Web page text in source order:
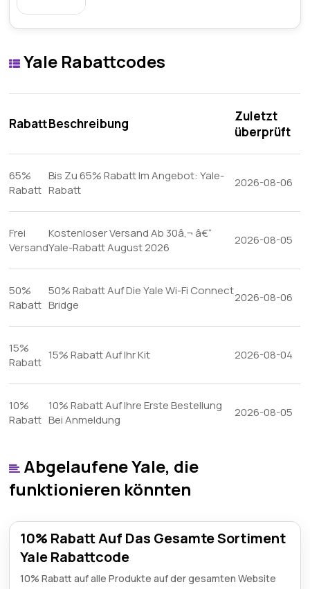
Yale Rabattcodes
RabattBeschreibung
Zuletzt
überprüft
65%
Rabatt
Bis Zu 65% Rabatt Im Angebot: Yale-
Rabatt
2026-08-06
Frei
Versand
Kostenloser Versand Ab 30â‚¬ â€“
Yale-Rabatt August 2026
2026-08-05
50%
Rabatt
50% Rabatt Auf Die Yale Wi-Fi Connect
Bridge
2026-08-06
15%
Rabatt
15% Rabatt Auf Ihr Kit 2026-08-04
10%
Rabatt
10% Rabatt Auf Ihre Erste Bestellung
Bei Anmeldung
2026-08-05
Abgelaufene Yale, die
funktionieren könnten
10% Rabatt Auf Das Gesamte Sortiment
Yale Rabattcode
10% Rabatt auf alle Produkte auf der gesamten Website